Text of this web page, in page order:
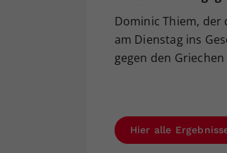
Dominic Thiem,
am Dienstag ins
gegen den
Hier alle